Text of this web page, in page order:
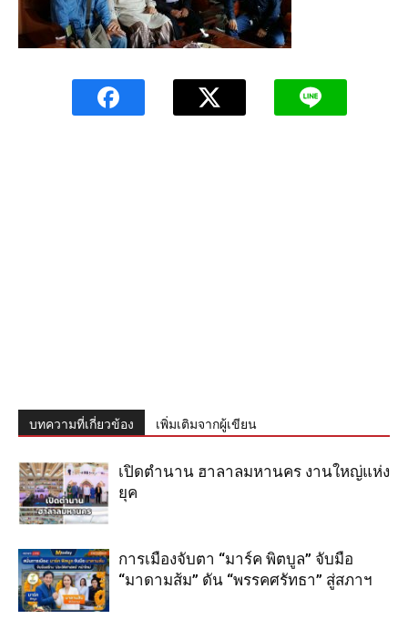
บทความที่เกี่ยวข้อง เพิ่มเติมจากผู้เขียน
เปิดตำนาน ฮาลาลมหานคร งานใหญ่แห่ง
ยุค
การเมืองจับตา “มาร์ค พิตบูล” จับมือ
“มาดามส้ม” ดัน “พรรคศรัทธา” สู่สภาฯ